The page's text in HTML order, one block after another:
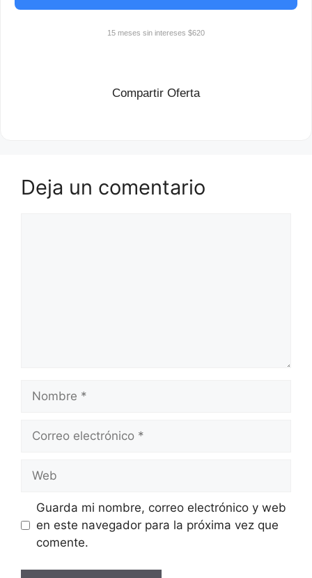
15 meses sin intereses $620
Compartir Oferta
Deja un comentario
Nombre
Correo
Web
Guarda mi nombre, correo electrónico y web
en este navegador para la próxima vez que
comente.